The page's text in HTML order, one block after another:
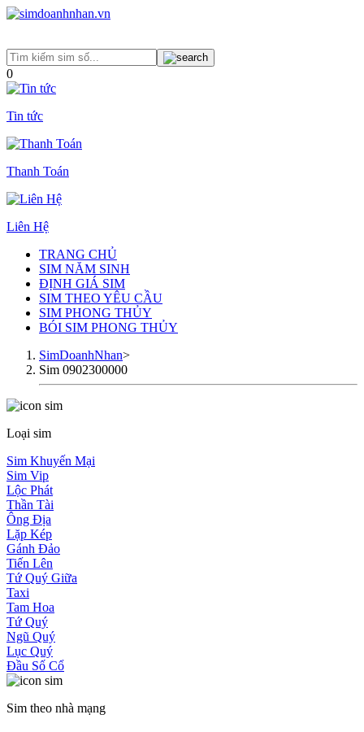
0
Tin tức
Thanh Toán
Liên Hệ
TRANG CHỦ
SIM NĂM SINH
ĐỊNH GIÁ SIM
SIM THEO YÊU CẦU
SIM PHONG THỦY
BÓI SIM PHONG THỦY
SimDoanhNhan>
Sim 0902300000
Loại sim
Sim Khuyến Mại
Sim Vip
Lộc Phát
Thần Tài
Ông Địa
Lặp Kép
Gánh Đảo
Tiến Lên
Tứ Quý Giữa
Taxi
Tam Hoa
Tứ Quý
Ngũ Quý
Lục Quý
Đầu Số Cổ
Sim theo nhà mạng